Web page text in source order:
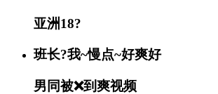
亚洲18?
班长?我~慢点~好爽好
男同被❌到爽视频